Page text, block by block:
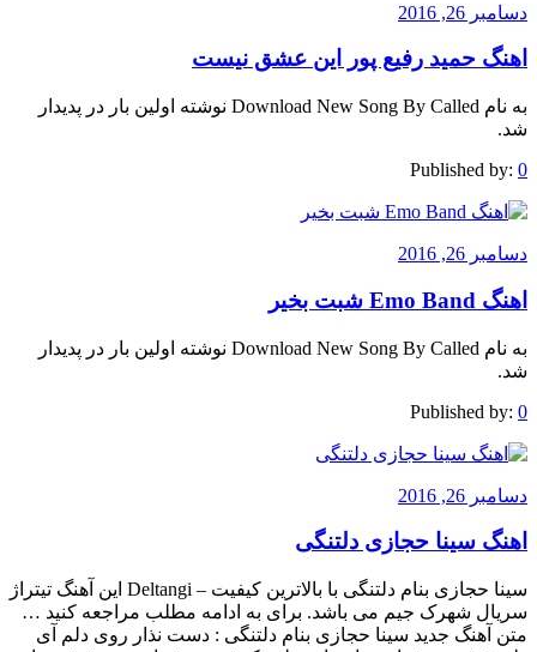
دسامبر 26, 2016
اهنگ حمید رفیع پور این عشق نیست
به نام Download New Song By Called نوشته اولین بار در پدیدار
شد.
Published by: 0
دسامبر 26, 2016
اهنگ Emo Band شبت بخیر
به نام Download New Song By Called نوشته اولین بار در پدیدار
شد.
Published by: 0
دسامبر 26, 2016
اهنگ سینا حجازی دلتنگی
سینا حجازی بنام دلتنگی با بالاترین کیفیت – Deltangi این آهنگ تیتراژ
سریال شهرک جیم می باشد. برای به ادامه مطلب مراجعه کنید …
متن آهنگ جدید سینا حجازی بنام دلتنگی : دست نذار روی دلم آی